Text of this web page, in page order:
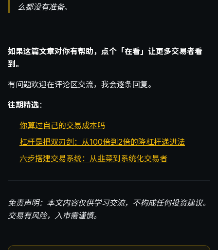
么都没有准备。
如果这篇文章对你有帮助，点个「在看」让更多交易者看
到。
有问题欢迎在评论区交流，我会逐条回复。
往期精选：
你算过自己的交易成本吗
杠杆是把双刃剑：从100倍到2倍的降杠杆递进法
六步搭建交易系统：从韭菜到系统化交易者
免责声明：本文内容仅供学习交流，不构成任何投资建议。
交易有风险，入市需谨慎。